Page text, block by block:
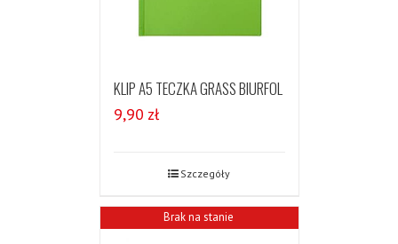
KLIP A5 TECZKA GRASS BIURFOL
9,90 zł
Szczegóły
Brak na stanie